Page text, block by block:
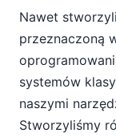
Nawet
przeznaczoną
systemów
naszymi
Stworzyliśmy